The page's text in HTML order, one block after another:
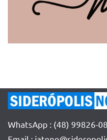
WhatsApp : (48) 99826-